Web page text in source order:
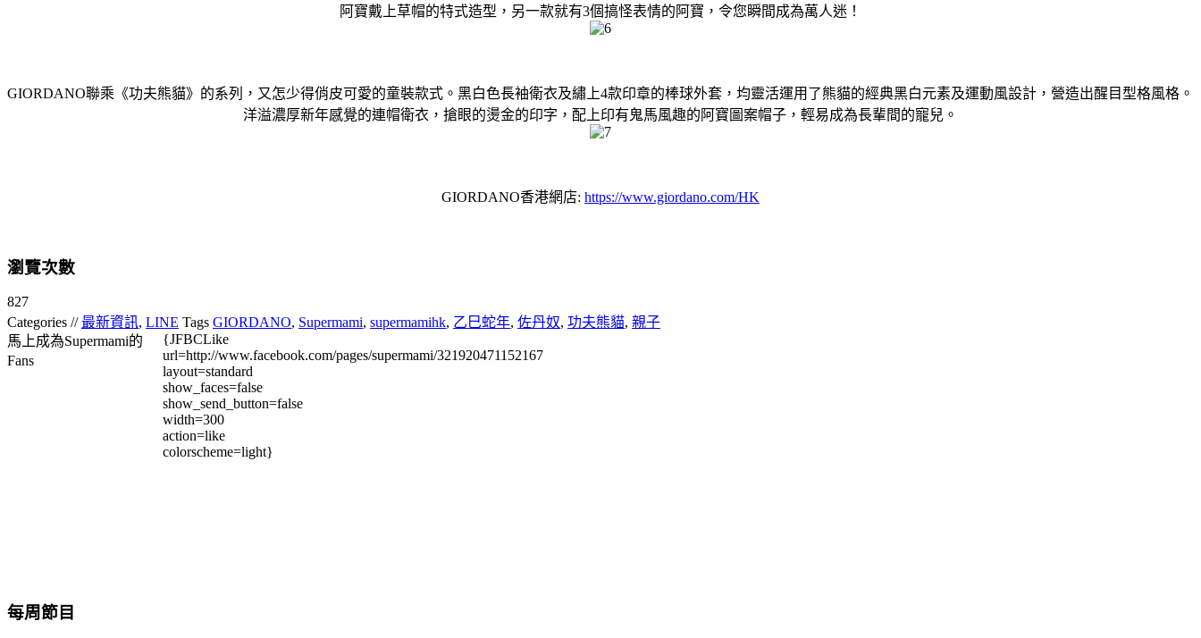
阿寶戴上草帽的特式造型，另一款就有3個搞怪表情的阿寶，令您瞬間成為萬人迷！
GIORDANO聯乘《功夫熊貓》的系列，又怎少得俏皮可愛的童裝款式。黑白色長袖衛衣及繡上4款印章的棒球外套，均靈活運用了熊貓的經典黑白元素及運動風設計，營造出醒目型格風格。
洋溢濃厚新年感覺的連帽衛衣，搶眼的燙金的印字，配上印有鬼馬風趣的阿寶圖案帽子，輕易成為長輩間的寵兒。
GIORDANO香港網店: https://www.giordano.com/HK
瀏覽次數
827
Categories // 最新資訊, LINE Tags GIORDANO, Supermami, supermamihk, 乙巳蛇年, 佐丹奴, 功夫熊貓, 親子
馬上成為Supermami的
Fans
{JFBCLike
url=http://www.facebook.com/pages/supermami/321920471152167
layout=standard
show_faces=false
show_send_button=false
width=300
action=like
colorscheme=light}
每周節目